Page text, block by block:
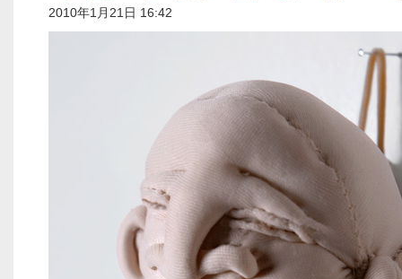
2010年1月21日 16:42